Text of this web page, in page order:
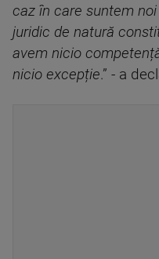
caz în care suntem
juridic de natură
avem nicio
nicio excepție.” - a